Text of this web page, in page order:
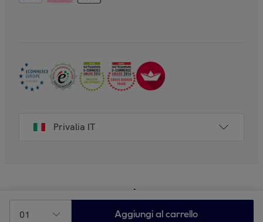
01 Aggiungi al carrello
Privalia IT